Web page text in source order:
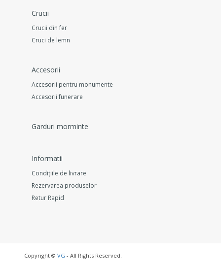
Crucii
Crucii din fer
Cruci de lemn
Accesorii
Accesorii pentru monumente
Accesorii funerare
Garduri morminte
Informatii
Condițiile de livrare
Rezervarea produselor
Retur Rapid
Copyright © VG - All Rights Reserved.